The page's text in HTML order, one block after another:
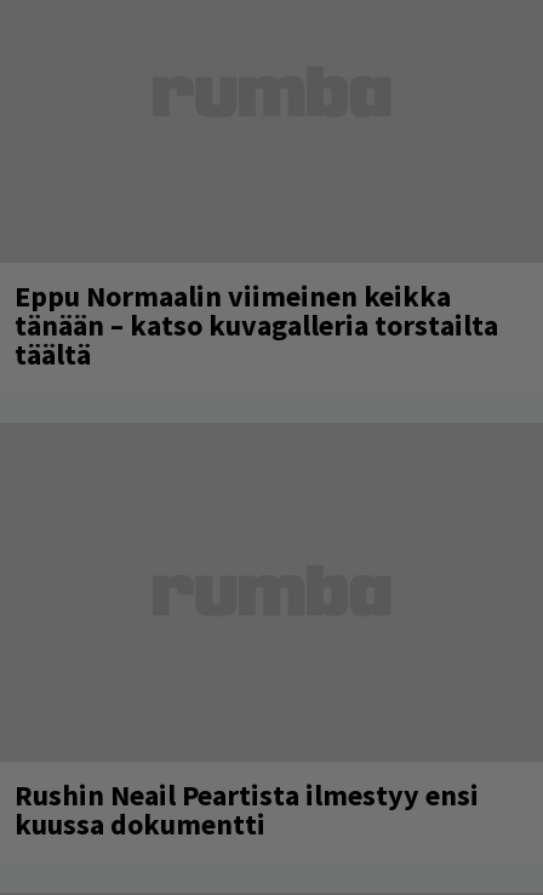
Eppu Normaalin viimeinen keikka
tänään – katso kuvagalleria torstailta
täältä
Rushin Neail Peartista ilmestyy ensi
kuussa dokumentti